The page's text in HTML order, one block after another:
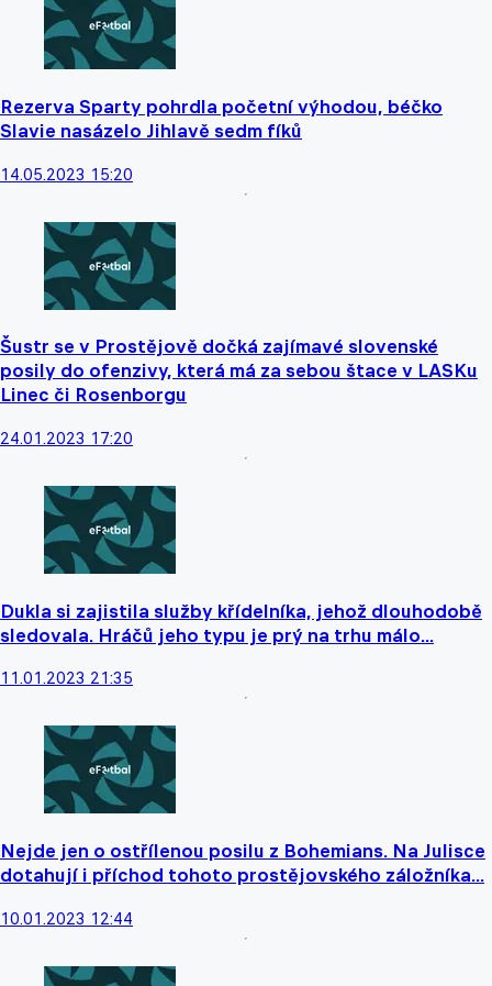
Rezerva Sparty pohrdla početní výhodou, béčko
Slavie nasázelo Jihlavě sedm fíků
14.05.2023 15:20
Šustr se v Prostějově dočká zajímavé slovenské
posily do ofenzivy, která má za sebou štace v LASKu
Linec či Rosenborgu
24.01.2023 17:20
Dukla si zajistila služby křídelníka, jehož dlouhodobě
sledovala. Hráčů jeho typu je prý na trhu málo...
11.01.2023 21:35
Nejde jen o ostřílenou posilu z Bohemians. Na Julisce
dotahují i příchod tohoto prostějovského záložníka...
10.01.2023 12:44